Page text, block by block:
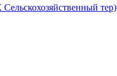
тер)